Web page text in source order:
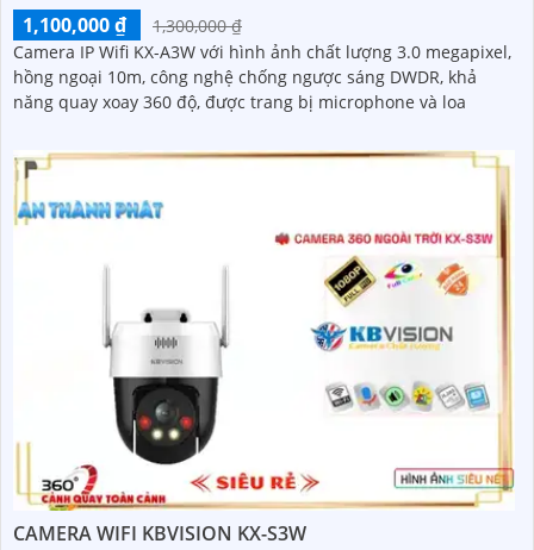
1,100,000 ₫
1,300,000 ₫
Camera IP Wifi KX-A3W với hình ảnh chất lượng 3.0 megapixel,
hồng ngoại 10m, công nghệ chống ngược sáng DWDR, khả
năng quay xoay 360 độ, được trang bị microphone và loa
CAMERA WIFI KBVISION KX-S3W